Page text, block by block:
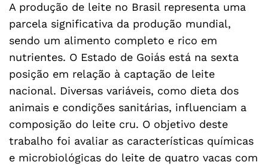
A produção de leite no Brasil representa uma
parcela significativa da produção mundial,
sendo um alimento completo e rico em
nutrientes. O Estado de Goiás está na sexta
posição em relação à captação de leite
nacional. Diversas variáveis, como dieta dos
animais e condições sanitárias, influenciam a
composição do leite cru. O objetivo deste
trabalho foi avaliar as características químicas
e microbiológicas do leite de quatro vacas com